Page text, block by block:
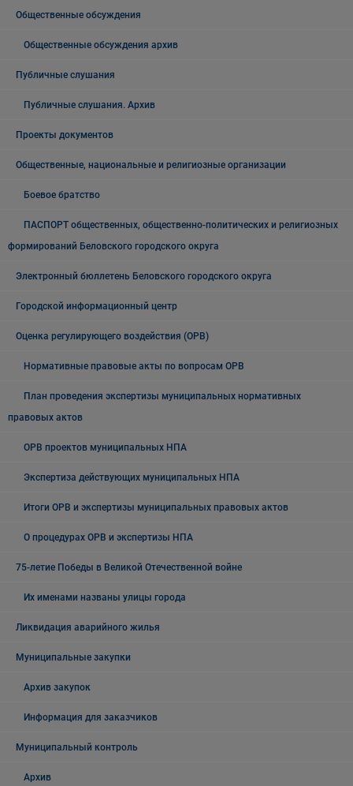
Общественные обсуждения
Общественные обсуждения архив
Публичные слушания
Публичные слушания. Архив
Проекты документов
Общественные, национальные и религиозные организации
Боевое братство
ПАСПОРТ общественных, общественно-политических и религиозных
формирований Беловского городского округа
Электронный бюллетень Беловского городского округа
Городской информационный центр
Оценка регулирующего воздействия (ОРВ)
Нормативные правовые акты по вопросам ОРВ
План проведения экспертизы муниципальных нормативных
правовых актов
ОРВ проектов муниципальных НПА
Экспертиза действующих муниципальных НПА
Итоги ОРВ и экспертизы муниципальных правовых актов
О процедурах ОРВ и экспертизы НПА
75-летие Победы в Великой Отечественной войне
Их именами названы улицы города
Ликвидация аварийного жилья
Муниципальные закупки
Архив закупок
Информация для заказчиков
Муниципальный контроль
Архив